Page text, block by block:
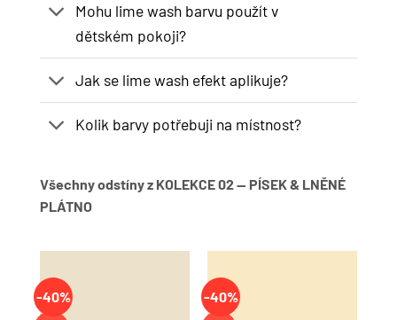
Mohu lime wash barvu použít v
dětském pokoji?
Jak se lime wash efekt aplikuje?
Kolik barvy potřebuji na místnost?
Všechny odstíny z KOLEKCE 02 — PÍSEK & LNĚNÉ
PLÁTNO
-40% -40%